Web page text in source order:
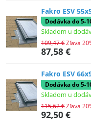
Fakro ESV
Dodávka do 5-
Skladom u
87,58 €
109,47 €Zľava
Fakro ESV
Dodávka do 5-
Skladom u
92,50 €
115,62 €Zľava